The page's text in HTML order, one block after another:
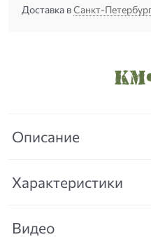
Доставка вСанкт-
Описание
Характеристики
Видео